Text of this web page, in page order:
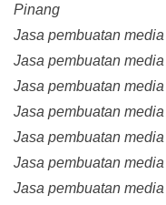
Pinang
Jasa pembuatan
Jasa pembuatan
Jasa pembuatan
Jasa pembuatan
Jasa pembuatan
Jasa pembuatan
Jasa pembuatan